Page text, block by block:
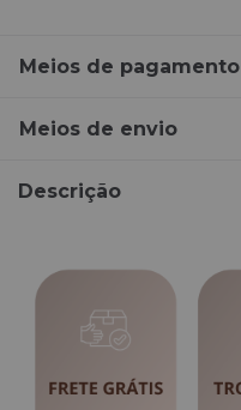
Meios de pagamento
Meios de envio
Descrição